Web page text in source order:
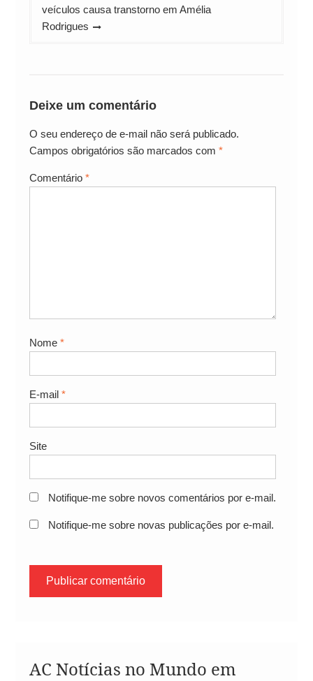
veículos causa transtorno em Amélia
Rodrigues
Deixe um comentário
O seu endereço de e-mail não será publicado.
Campos obrigatórios são marcados com *
Comentário *
Nome *
E-mail *
Site
Notifique-me sobre novos comentários por e-mail.
Notifique-me sobre novas publicações por e-mail.
AC Notícias no Mundo em